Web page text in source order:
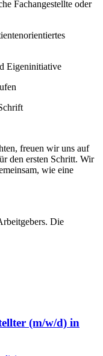
Fachangestellte oder
Eigeninitiative
freuen wir uns auf
den ersten Schritt. Wir
wie eine
Die
(m/w/d) in